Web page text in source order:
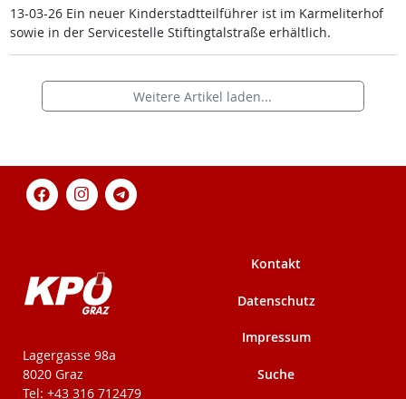
13-03-26 Ein neu­er Kin­der­stadt­teil­füh­rer ist im Kar­me­li­ter­hof
so­wie in der Ser­vice­s­tel­le Stif­ting­tal­stra­ße er­hält­lich.
Weitere Artikel laden...
KPÖ-Steiermark
Lagergasse 98a
8020 Graz
Tel: +43 316 712479
Kontakt
Datenschutz
Impressum
Suche